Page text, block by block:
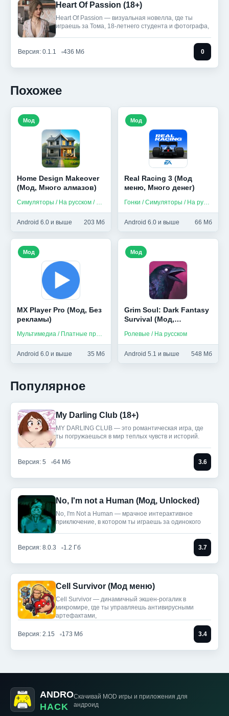
Heart Of Passion (18+)
Heart Of Passion — визуальная новелла, где ты
играешь за Тома, 18‑летнего студента и фотографа,
Версия: 0.1.1 436 Мб 0
Похожее
Home Design Makeover
(Мод, Много алмазов)
Симуляторы / На русском / Без интернета
Android 6.0 и выше 203 Мб
Мод
Real Racing 3 (Мод
меню, Много денег)
Гонки / Симуляторы / На русском
Android 6.0 и выше 66 Мб
Мод
MX Player Pro (Мод, Без
рекламы)
Мультимедиа / Платные приложения
Android 6.0 и выше 35 Мб
Мод
Grim Soul: Dark Fantasy
Survival (Мод,
Ролевые / На русском
Android 5.1 и выше 548 Мб
Мод
Популярное
My Darling Club (18+)
MY DARLING CLUB — это романтическая игра, где
ты погружаешься в мир теплых чувств и историй.
Версия: 5 64 Мб 3.6
No, I'm not a Human (Мод, Unlocked)
No, I'm Not a Human — мрачное интерактивное
приключение, в котором ты играешь за одинокого
Версия: 8.0.3 1.2 Гб 3.7
Cell Survivor (Мод меню)
Cell Survivor — динамичный экшен-рогалик в
микромире, где ты управляешь антивирусными
артефактами,
Версия: 2.15 173 Мб 3.4
ANDRO
HACK
Скачивай MOD игры и приложения для
андроид